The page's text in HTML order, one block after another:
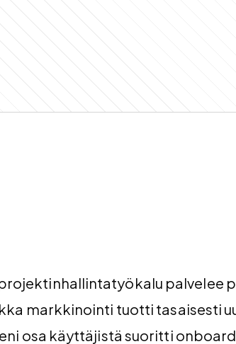
palvelee
markkinointi tuotti tasaisesti
osa käyttäjistä suoritti